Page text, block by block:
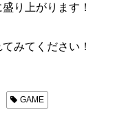
り上がります！
みてください！
GAME